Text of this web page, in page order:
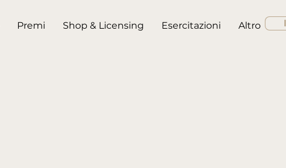
Premi Shop & Licensing Esercitazioni Altro